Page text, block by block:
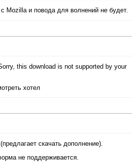
Mozilla и повода для волнений не будет.
this download is not supported by your
хотел
скачать дополнение).
не поддерживается.